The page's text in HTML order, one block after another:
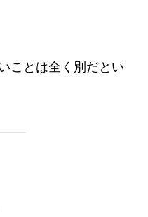
ことは全く別だとい